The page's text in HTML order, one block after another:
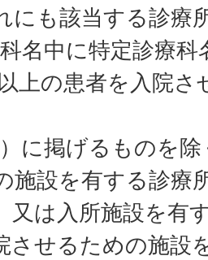
にも該当する診療
科名中に特定診療
以上の患者を入院
に掲げるものを
施設を有する診療
又は入所施設を有
させるための施設